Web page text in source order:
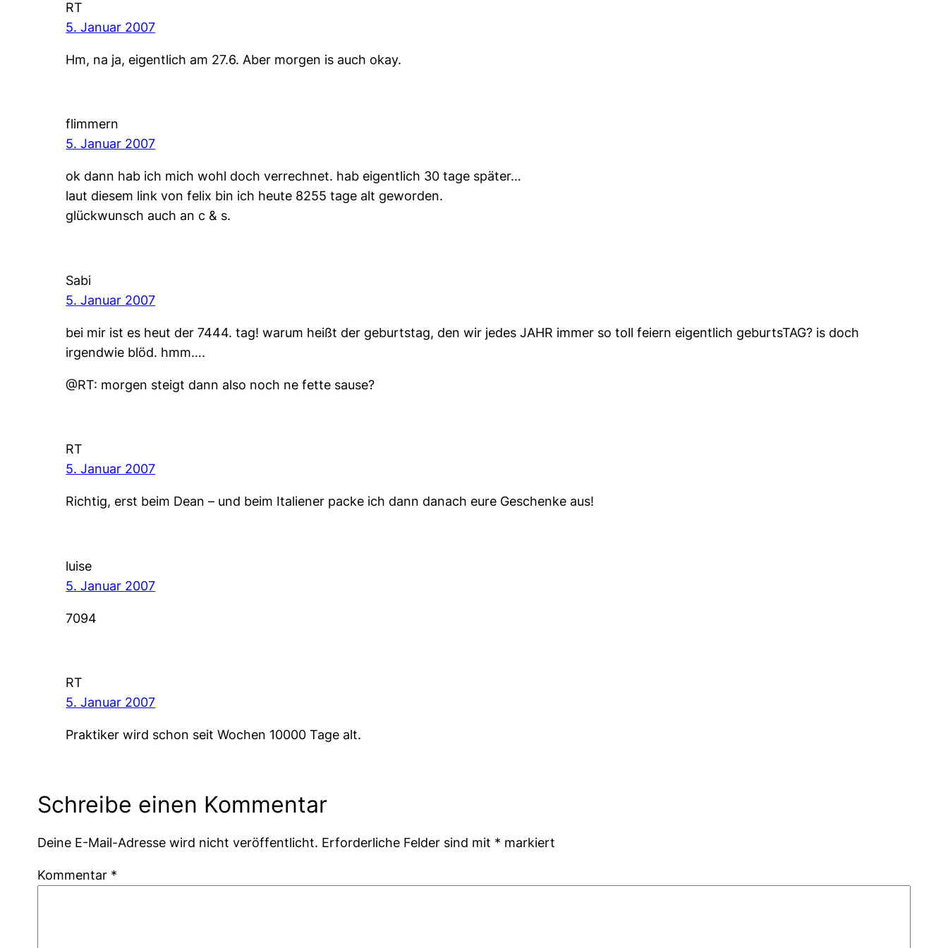
RT
5. Januar 2007
Hm, na ja, eigentlich am 27.6. Aber morgen is auch okay.
flimmern
5. Januar 2007
ok dann hab ich mich wohl doch verrechnet. hab eigentlich 30 tage später…
laut diesem link von felix bin ich heute 8255 tage alt geworden.
glückwunsch auch an c & s.
Sabi
5. Januar 2007
bei mir ist es heut der 7444. tag! warum heißt der geburtstag, den wir jedes JAHR immer so toll feiern eigentlich geburtsTAG? is doch
irgendwie blöd. hmm….
@RT: morgen steigt dann also noch ne fette sause?
RT
5. Januar 2007
Richtig, erst beim Dean – und beim Italiener packe ich dann danach eure Geschenke aus!
luise
5. Januar 2007
7094
RT
5. Januar 2007
Praktiker wird schon seit Wochen 10000 Tage alt.
Schreibe einen Kommentar
Deine E-Mail-Adresse wird nicht veröffentlicht. Erforderliche Felder sind mit * markiert
Kommentar *